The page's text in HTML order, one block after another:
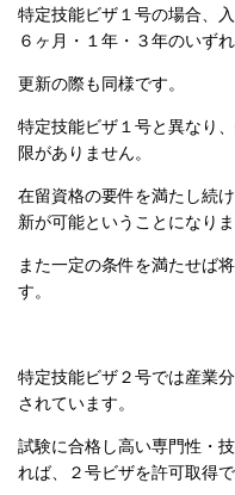
特定技能ビザ１号の場合、
６ヶ月・１年・３年のいず
更新の際も同様です。
特定技能ビザ１号と異なり
限がありません。
在留資格の要件を満たし続
新が可能ということになりま
また一定の条件を満たせば
す。
特定技能ビザ２号では産業
されています。
試験に合格し高い専門性・
れば、２号ビザを許可取得